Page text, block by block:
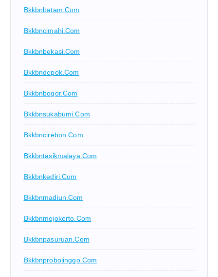
Bkkbnbatam.com
Bkkbncimahi.com
Bkkbnbekasi.com
Bkkbndepok.com
Bkkbnbogor.com
Bkkbnsukabumi.com
Bkkbncirebon.com
Bkkbntasikmalaya.com
Bkkbnkediri.com
Bkkbnmadiun.com
Bkkbnmojokerto.com
Bkkbnpasuruan.com
Bkkbnprobolinggo.com